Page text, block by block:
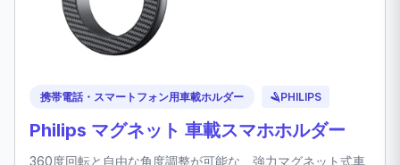
携帯電話・スマートフォン用車載ホルダー 🪒PHILIPS
Philips マグネット 車載スマホホルダー
360度回転と自由な角度調整が可能な、強力マグネット式車